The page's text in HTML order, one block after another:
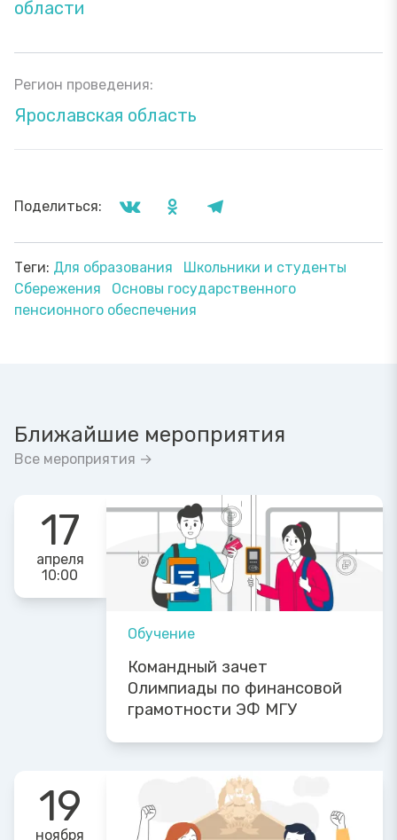
области
Регион проведения:
Ярославская область
Поделиться:
Теги: Для образования
Школьники и студенты
Сбережения
Основы государственного
пенсионного обеспечения
Ближайшие мероприятия
Все мероприятия →
17
апреля
10:00
Обучение
Командный зачет
Олимпиады по финансовой
грамотности ЭФ МГУ
19
ноября